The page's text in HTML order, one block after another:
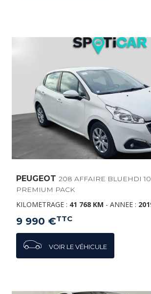
PEUGEOT 208 AFFAIRE BLUEHDI
PREMIUM PACK
KILOMETRAGE : 41 768 KM - ANNEE :
9 990 €TTC
VOIR LE VÉHICULE